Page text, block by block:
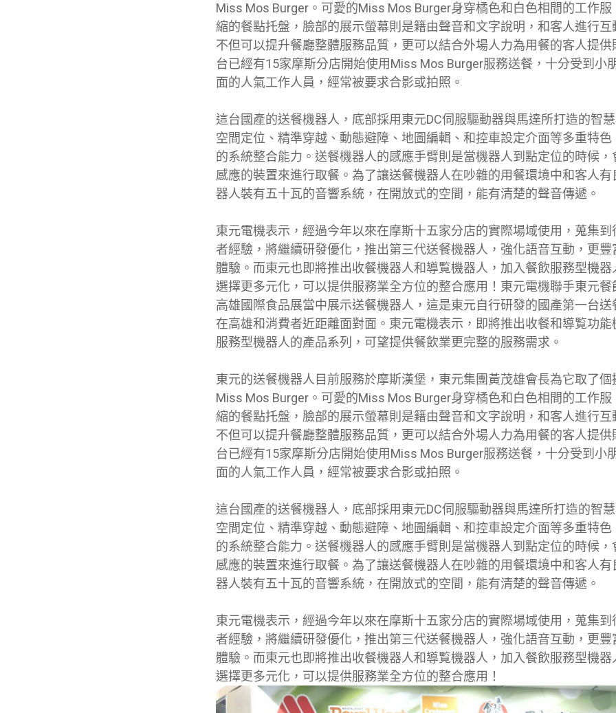
Miss Mos Burger。可愛的Miss Mos Burger身穿橘色和白色相間的工作
縮的餐點托盤，臉部的展示螢幕則是籍由聲音和文字說明，和客人進行
不但可以提升餐廳整體服務品質，更可以結合外場人力為用餐的客人提
台已經有15家摩斯分店開始使用Miss Mos Burger服務送餐，十分受到小
面的人氣工作人員，經常被要求合影或拍照。
這台國產的送餐機器人，底部採用東元DC伺服驅動器與馬達所打造的智
空間定位、精準穿越、動態避障、地圖編輯、和控車設定介面等多重特
的系統整合能力。送餐機器人的感應手臂則是當機器人到點定位的時候
感應的裝置來進行取餐。為了讓送餐機器人在吵雜的用餐環境中和客人
器人裝有五十瓦的音響系統，在開放式的空間，能有清楚的聲音傳遞。
東元電機表示，經過今年以來在摩斯十五家分店的實際場域使用，蒐集
者經驗，將繼續研發優化，推出第三代送餐機器人，強化語音互動，更
體驗。而東元也即將推出收餐機器人和導覧機器人，加入餐飲服務型機
選擇更多元化，可以提供服務業全方位的整合應用！東元電機聯手東元
高雄國際食品展當中展示送餐機器人，這是東元自行研發的國產第一台
在高雄和消費者近距離面對面。東元電機表示，即將推出收餐和導覧功
服務型機器人的產品系列，可望提供餐飲業更完整的服務需求。
東元的送餐機器人目前服務於摩斯漢堡，東元集團黃茂雄會長為它取了
Miss Mos Burger。可愛的Miss Mos Burger身穿橘色和白色相間的工作
縮的餐點托盤，臉部的展示螢幕則是籍由聲音和文字說明，和客人進行
不但可以提升餐廳整體服務品質，更可以結合外場人力為用餐的客人提
台已經有15家摩斯分店開始使用Miss Mos Burger服務送餐，十分受到小
面的人氣工作人員，經常被要求合影或拍照。
這台國產的送餐機器人，底部採用東元DC伺服驅動器與馬達所打造的智
空間定位、精準穿越、動態避障、地圖編輯、和控車設定介面等多重特
的系統整合能力。送餐機器人的感應手臂則是當機器人到點定位的時候
感應的裝置來進行取餐。為了讓送餐機器人在吵雜的用餐環境中和客人
器人裝有五十瓦的音響系統，在開放式的空間，能有清楚的聲音傳遞。
東元電機表示，經過今年以來在摩斯十五家分店的實際場域使用，蒐集
者經驗，將繼續研發優化，推出第三代送餐機器人，強化語音互動，更
體驗。而東元也即將推出收餐機器人和導覧機器人，加入餐飲服務型機
選擇更多元化，可以提供服務業全方位的整合應用！